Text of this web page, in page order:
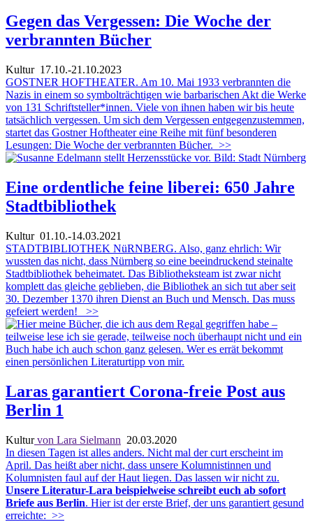
Gegen das Vergessen: Die Woche der
verbrannten Bücher
Kultur17.10.-21.10.2023
GOSTNER HOFTHEATER. Am 10. Mai 1933 verbrannten die
Nazis in einem so symbolträchtigen wie barbarischen Akt die Werke
von 131 Schriftsteller*innen. Viele von ihnen haben wir bis heute
tatsächlich vergessen. Um sich dem Vergessen entgegenzustemmen,
startet das Gostner Hoftheater eine Reihe mit fünf besonderen
Lesungen: Die Woche der verbrannten Bücher. >>
Eine ordentliche feine liberei: 650 Jahre
Stadtbibliothek
Kultur01.10.-14.03.2021
STADTBIBLIOTHEK NüRNBERG. Also, ganz ehrlich: Wir
wussten das nicht, dass Nürnberg so eine beeindruckend steinalte
Stadtbibliothek beheimatet. Das Bibliotheksteam ist zwar nicht
komplett das gleiche geblieben, die Bibliothek an sich tut aber seit
30. Dezember 1370 ihren Dienst an Buch und Mensch. Das muss
gefeiert werden!
>>
Laras garantiert Corona-freie Post aus
Berlin 1
Kulturvon Lara Sielmann 20.03.2020
In diesen Tagen ist alles anders. Nicht mal der curt erscheint im
April. Das heißt aber nicht, dass unsere Kolumnistinnen und
Kolumnisten faul auf der Haut liegen. Das lassen wir nicht zu.
Unsere Literatur-Lara beispielweise schreibt euch ab sofort
Briefe aus Berlin. Hier ist der erste Brief, der uns garantiert gesund
erreichte: >>